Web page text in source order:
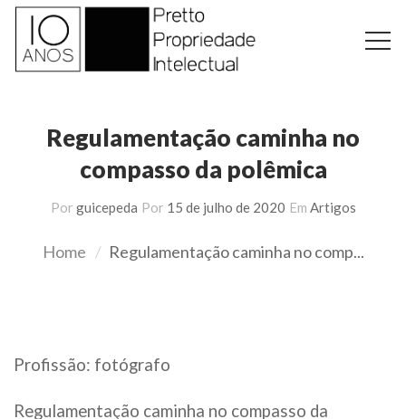
Regulamentação caminha no
compasso da polêmica
Por guicepeda Por 15 de julho de 2020 Em Artigos
Home Regulamentação caminha no comp...
Profissão: fotógrafo
Regulamentação caminha no compasso da